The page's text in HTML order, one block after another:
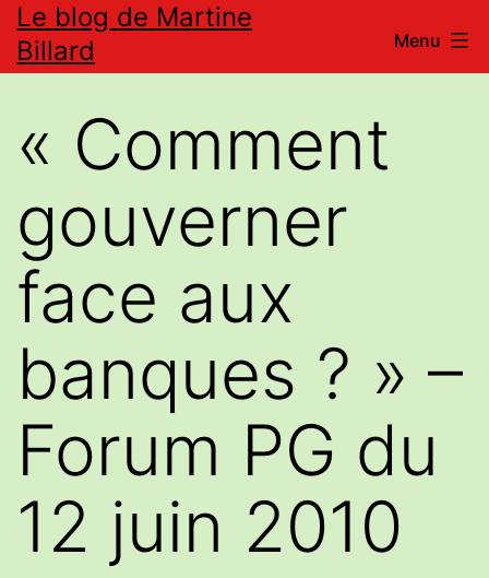
Aller
au
Le blog de Martine
Billard
Menu
« Comment
gouverner
face aux
banques ? » –
Forum PG du
12 juin 2010